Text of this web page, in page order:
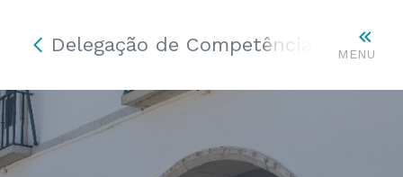
MENU
Delegação de Competências